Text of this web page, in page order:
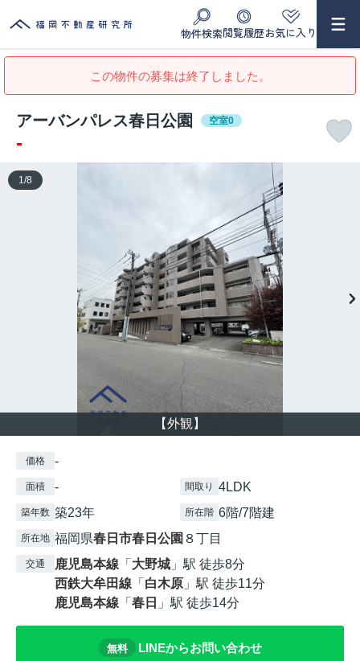
物件検索閲覧履歴お気に入り
この物件の募集は終了しました。
アーバンパレス春日公園 空室0
-
【外観】
1 /8
価格 -
面積 - 間取り 4LDK
築年数 築23年 所在階 6階/7階建
所在地 福岡県春日市春日公園 ８丁目
交通 鹿児島本線 「 大野城 」駅 徒歩8分
西鉄大牟田線 「 白木原 」駅 徒歩11分
鹿児島本線 「 春日 」駅 徒歩14分
無料 LINEからお問い合わせ